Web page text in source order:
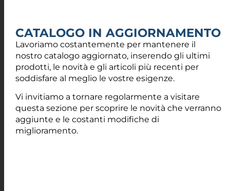
(+39) 0331 37 53 00
UFFICI
REPARTOAMMINISTRAZIONE
CATALOGO IN AGGIORNAMENTO
Lavoriamo costantemente per mantenere il
nostro catalogo aggiornato, inserendo gli ultimi
prodotti, le novità e gli articoli più recenti per
soddisfare al meglio le vostre esigenze.
Vi invitiamo a tornare regolarmente a visitare
questa sezione per scoprire le novità che verranno
aggiunte e le costanti modifiche di
miglioramento.